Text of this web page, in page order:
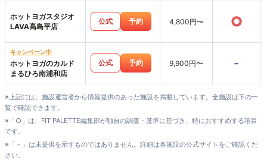
ホットヨガスタジオ
LAVA高島平店
公式 予約 4,800円〜 ○
キャンペーン中
ホットヨガのカルド
まるひろ南浦和店
公式 予約 9,900円〜 -
※上記には、施設運営者から情報提供のあった施設を掲載しています。全施設は下の一
覧で確認できます。
※「○」は、FIT PALETTE編集部が独自の調査・基準に基づき、特におすすめする項目
です。
※「－」は未提供を示すものではありません。詳細は各施設の公式サイトをご確認くだ
さい。